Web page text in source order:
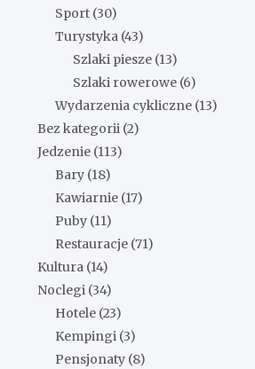
Sport (30)
Turystyka (43)
Szlaki piesze (13)
Szlaki rowerowe (6)
Wydarzenia cykliczne (13)
Bez kategorii (2)
Jedzenie (113)
Bary (18)
Kawiarnie (17)
Puby (11)
Restauracje (71)
Kultura (14)
Noclegi (34)
Hotele (23)
Kempingi (3)
Pensjonaty (8)